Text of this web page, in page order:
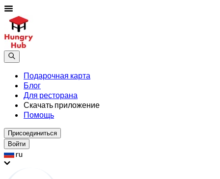
Подарочная карта
Блог
Для ресторана
Скачать приложение
Помощь
Присоединиться
Войти
ru